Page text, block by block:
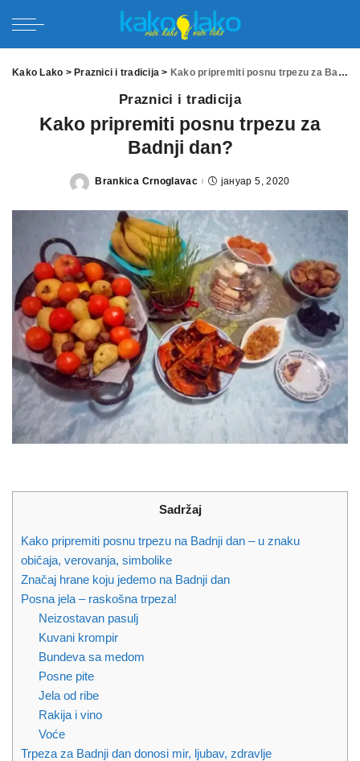
Kako Lako > Praznici i tradicija > Kako pripremiti posnu trpezu za Badnji dan?
Praznici i tradicija
Kako pripremiti posnu trpezu za
Badnji dan?
Posted
Brankica Crnoglavac јануар 5, 2020
Sadržaj
Kako pripremiti posnu trpezu na Badnji dan – u znaku
običaja, verovanja, simbolike
Značaj hrane koju jedemo na Badnji dan
Posna jela – raskošna trpeza!
Neizostavan pasulj
Kuvani krompir
Bundeva sa medom
Posne pite
Jela od ribe
Rakija i vino
Voće
Trpeza za Badnji dan donosi mir, ljubav, zdravlje